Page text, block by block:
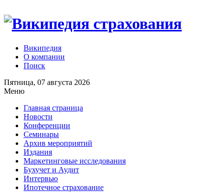
Википедия
О компании
Поиск
Пятница, 07 августа 2026
Меню
Главная страница
Новости
Конференции
Семинары
Архив мероприятий
Издания
Маркетинговые исследования
Бухучет и Аудит
Интервью
Ипотечное страхование